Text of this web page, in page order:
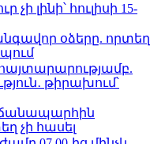
լինի՝ հուլիսի 15-
օձերը. որտեղ
թիրախում՝
ճանապարհին
չի հասել